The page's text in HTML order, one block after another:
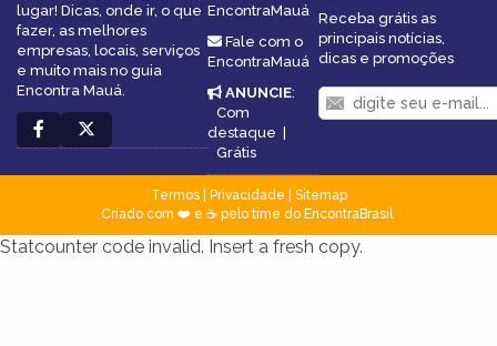
lugar! Dicas, onde ir, o que
fazer, as melhores
empresas, locais, serviços
e muito mais no guia
Encontra Mauá.
EncontraMauá
Fale com o
EncontraMauá
ANUNCIE:
Com
destaque |
Grátis
Receba grátis as
principais notícias,
dicas e promoções
Termos| Privacidade
Sitemap
Criado com ❤️ e ☕ pelo time do EncontraBrasil
Statcounter code invalid. Insert a fresh copy.